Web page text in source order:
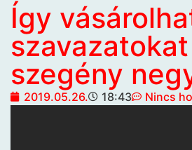
Így
szegény
2019.05.26. 18:43 Nincs